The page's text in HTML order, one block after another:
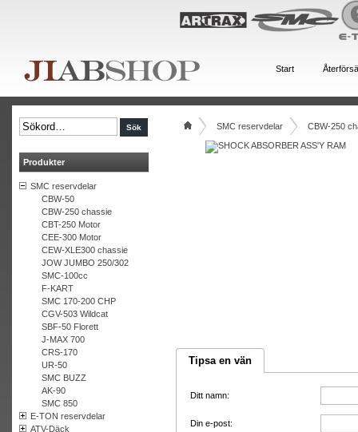
Start
Produkter
SMC reservdelar
CBW-50
CBW-250 chassie
CBT-250 Motor
CEE-300 Motor
CEW-XLE300 chassie
JOW JUMBO 250/302
SMC-100cc
F-KART
SMC 170-200 CHP
CGV-503 Wildcat
SBF-50 Florett
J-MAX 700
CRS-170
UR-50
SMC BUZZ
AK-90
SMC 850
E-TON reservdelar
ATV-Däck
SMC reservdelar CBW-250
Tipsa en vän
Ditt namn:
Din e-post: